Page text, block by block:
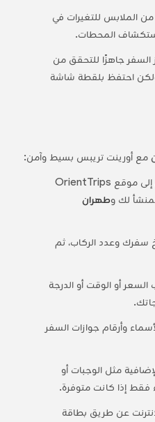
الملابس للتغيرات في
المحطات.
جاهزًا للتحقق من
ولكن احتفظ بلقطة شاشة
مع أورينت تريبس بسيط وآمن:
: انتقل إلى موقع OrientTrips
لك وطهران
سفرك وعدد الركاب، ثم
أو الوقت أو الدرجة
وأرقام جوازات السفر
مثل الوجبات أو
إذا كانت متوفرة.
عن طريق بطاقة